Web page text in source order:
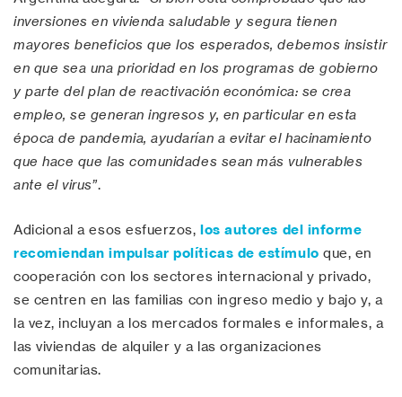
inversiones en vivienda saludable y segura tienen
mayores beneficios que los esperados, debemos insistir
en que sea una prioridad en los programas de gobierno
y parte del plan de reactivación económica: se crea
empleo, se generan ingresos y, en particular en esta
época de pandemia, ayudarían a evitar el hacinamiento
que hace que las comunidades sean más vulnerables
ante el virus”.
Adicional a esos esfuerzos,los autores del informe
recomiendan impulsar políticas de estímulo que, en
cooperación con los sectores internacional y privado,
se centren en las familias con ingreso medio y bajo y, a
la vez, incluyan a los mercados formales e informales, a
las viviendas de alquiler y a las organizaciones
comunitarias.